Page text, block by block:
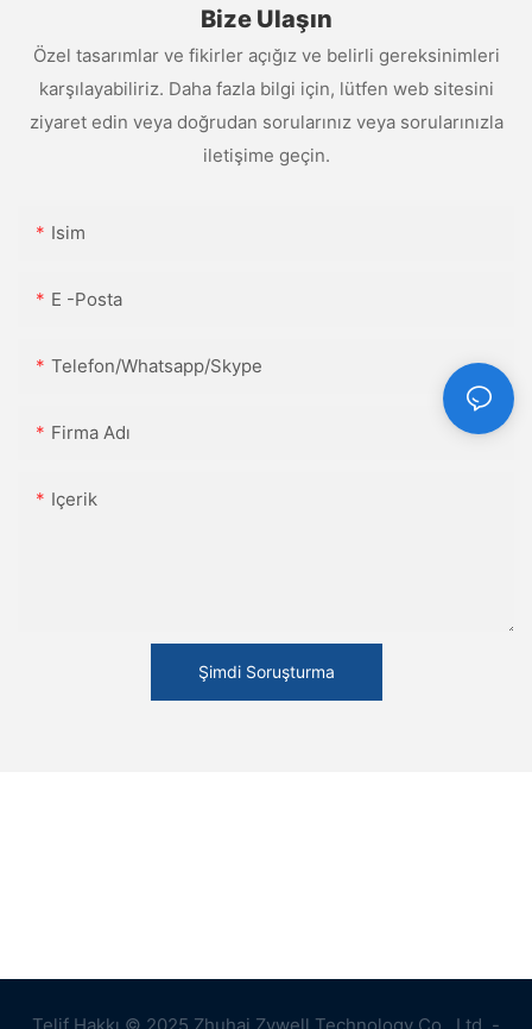
Bize Ulaşın
Özel tasarımlar ve fikirler açığız ve belirli gereksinimleri
karşılayabiliriz. Daha fazla bilgi için, lütfen web sitesini
ziyaret edin veya doğrudan sorularınız veya sorularınızla
iletişime geçin.
Isim
E -posta
Telefon/Whatsapp/Skype
Firma Adı
Içerik
Şimdi Soruşturma